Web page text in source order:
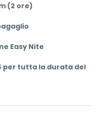
(2 ore)
Easy Nite
per tutta la durata del